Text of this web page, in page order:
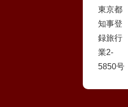
東京都
知事登
録旅行
業2-
5850号